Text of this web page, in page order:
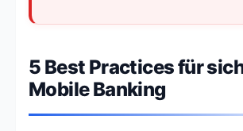
5 Best Practices für
Mobile Banking